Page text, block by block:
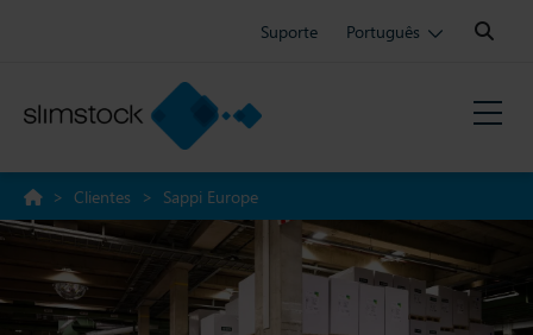
Suporte Português
Search:
> Clientes > Sappi Europe